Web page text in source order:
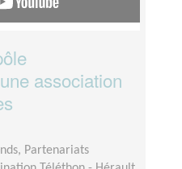
association
Partenariats